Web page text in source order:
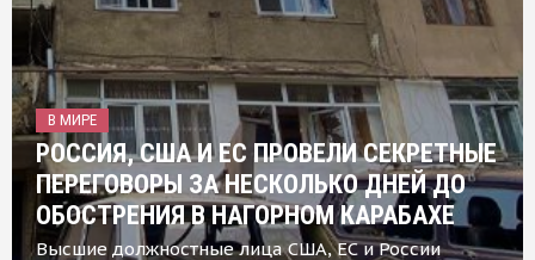
В МИРЕ
РОССИЯ, США И ЕС ПРОВЕЛИ СЕКРЕТНЫЕ
ПЕРЕГОВОРЫ ЗА НЕСКОЛЬКО ДНЕЙ ДО
ОБОСТРЕНИЯ В НАГОРНОМ КАРАБАХЕ
Высшие должностные лица США, ЕС и России